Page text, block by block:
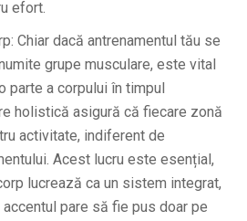
efort.
Chiar dacă antrenamentul tău se
grupe musculare, este vital
parte a corpului în timpul
holistică asigură că fiecare zonă
activitate, indiferent de
Acest lucru este esențial,
lucrează ca un sistem integrat,
pare să fie pus doar pe